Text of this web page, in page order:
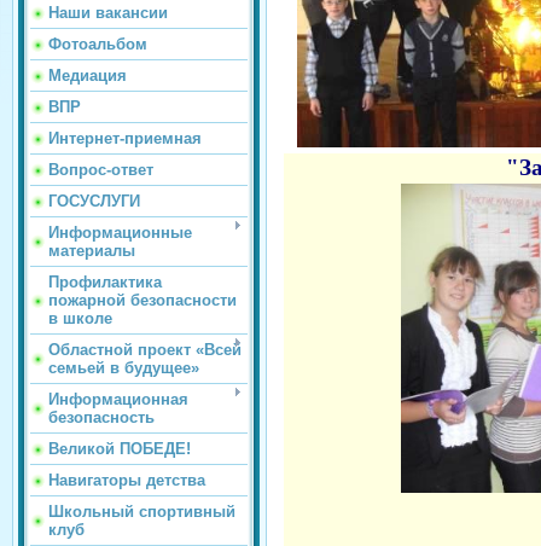
Наши вакансии
Фотоальбом
Медиация
ВПР
Интернет-приемная
Вопрос-ответ
ГОСУСЛУГИ
Информационные
материалы
Профилактика
пожарной безопасности
в школе
Областной проект «Всей
семьей в будущее»
Информационная
безопасность
Великой ПОБЕДЕ!
Навигаторы детства
Школьный спортивный
клуб